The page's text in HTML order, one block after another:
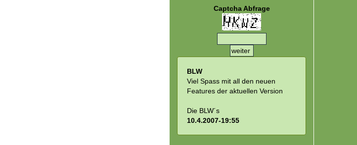
Captcha Abfrage
BLW
Viel Spass mit all den neuen
Features der aktuellen Version
Die BLW´s
10.4.2007-19:55